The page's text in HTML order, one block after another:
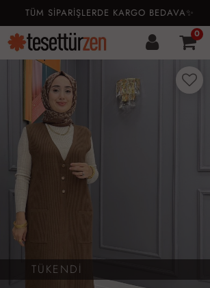
TÜM SİPARİŞLERDE KARGO BEDAVA✨
0
TÜKENDİ